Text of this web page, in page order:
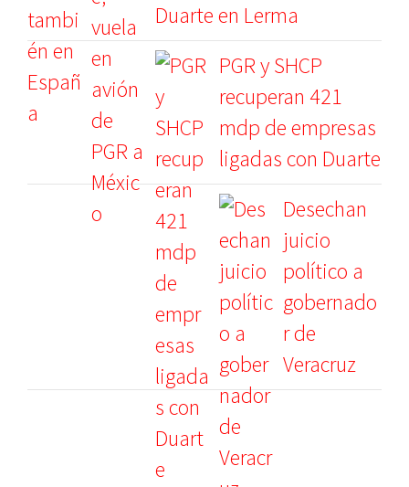
Duarte en Lerma
PGR y SHCP
recuperan 421
mdp de empresas
ligadas con Duarte
Desechan
juicio
político a
gobernado
r de
Veracruz